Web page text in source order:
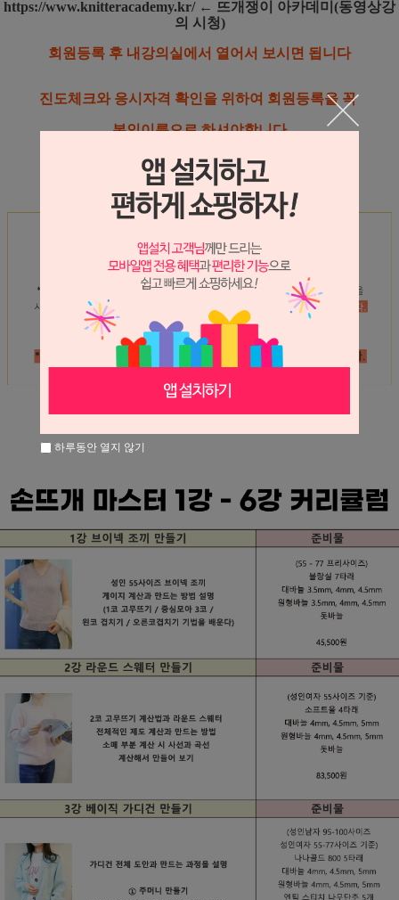
https://www.knitteracademy.kr/← 뜨개쟁이 아카데미(동영상강
의 시청)
회원등록 후 내강의실에서 열어서 보시면 됩니다
진도체크와 응시자격 확인을 위하여 회원등록을 꼭
본인이름으로하셔야합니다
하루동안 열지 않기